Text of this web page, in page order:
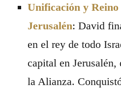
Unificación y
Jerusalén: David
en el rey de todo
capital en
la Alianza.